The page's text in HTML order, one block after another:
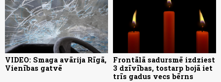
VIDEO: Smaga avārija Rīgā,
Vienības gatvē
Frontālā sadursmē izdziest
3 dzīvības, tostarp bojā iet
trīs gadus vecs bērns